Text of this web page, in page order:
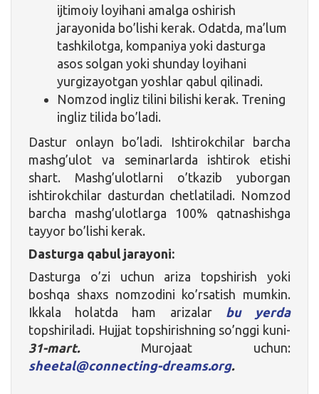
ijtimoiy loyihani amalga oshirish
jarayonida bo’lishi kerak. Odatda, ma’lum
tashkilotga, kompaniya yoki dasturga
asos solgan yoki shunday loyihani
yurgizayotgan yoshlar qabul qilinadi.
Nomzod ingliz tilini bilishi kerak. Trening
ingliz tilida bo’ladi.
Dastur onlayn bo’ladi. Ishtirokchilar barcha
mashg’ulot va seminarlarda ishtirok etishi
shart. Mashg’ulotlarni o’tkazib yuborgan
ishtirokchilar dasturdan chetlatiladi. Nomzod
barcha mashg’ulotlarga 100% qatnashishga
tayyor bo’lishi kerak.
Dasturga qabul jarayoni:
Dasturga o’zi uchun ariza topshirish yoki
boshqa shaxs nomzodini ko’rsatish mumkin.
Ikkala holatda ham arizalar
bu yerda
topshiriladi. Hujjat topshirishning so’nggi kuni-
31-mart.Murojaat uchun:
sheetal@connecting-dreams.org.